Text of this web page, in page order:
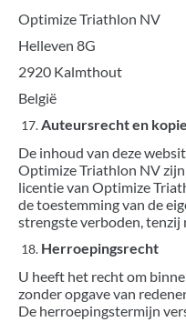
Optimize Triathlon NV
Helleven 8G
2920 Kalmthout
België
Auteursrecht en
De inhoud van deze
Optimize Triathlon NV
licentie van Optimize
de toestemming van de
strengste verboden, tenzij
Herroepingsrecht
U heeft het recht om
zonder opgave van
De herroepingstermijn